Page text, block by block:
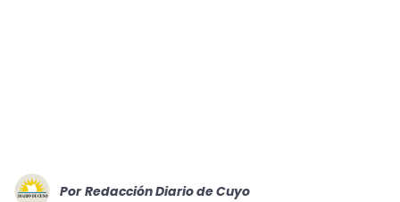
Por Redacción Diario de Cuyo